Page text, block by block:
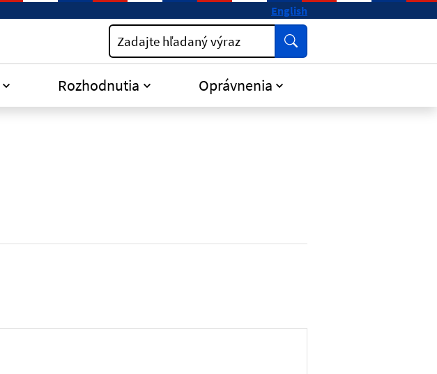
English
Zadajte hľadaný výraz Vyhľadať
Rozhodnutia Oprávnenia